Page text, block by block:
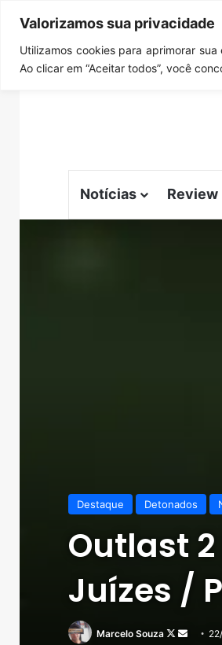
Valorizamos sua privacidade
Utilizamos cookies para aprimorar
Ao clicar em “Aceitar todos”, você
sábado, agosto 8 2026
Notícias Review
Destaque Detonados
Outlast
Juízes /
Marcelo Souza
Follow
Mande